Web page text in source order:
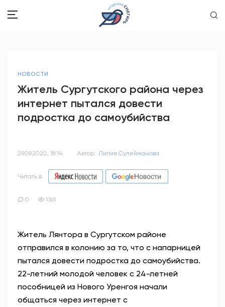
ОБРАЗОВАНИЕ
ПСИХОЛОГИЯ
КУЛЬТУРА
СПОРТ
АНТИТЕРРОР
НОВОСТИ
ОФИЦИАЛЬНО
НОВОСТИ
Житель Сургутского района через
интернет пытался довести
подростка до самоубийства
29.09.2020, 18:14 Автор: Лилия Сулейманова
Читать в
0 1361
Житель Лянтора в Сургутском районе
отправился в колонию за то, что с напарницей
пытался довести подростка до самоубийства.
22-летний молодой человек с 24-летней
пособницей из Нового Уренгоя начали
общаться через интернет с